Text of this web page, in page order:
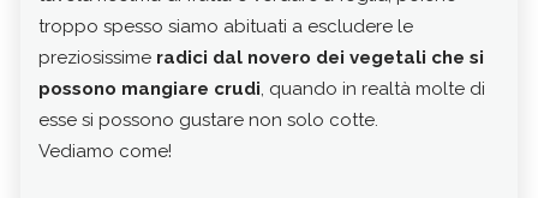
troppo spesso siamo abituati a escludere le
preziosissime radici dal novero dei vegetali che si
possono mangiare crudi, quando in realtà molte di
esse si possono gustare non solo cotte.
Vediamo come!